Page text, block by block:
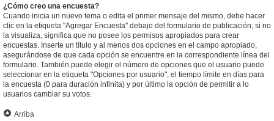
¿Cómo creo una encuesta?
Cuando inicia un nuevo tema o edita el primer mensaje del mismo, debe hacer
clic en la etiqueta "Agregar Encuesta" debajo del formulario de publicación; si no
la visualiza, significa que no posee los permisos apropiados para crear
encuestas. Inserte un título y al menos dos opciones en el campo apropiado,
asegurándose de que cada opción se encuentre en la correspondiente línea del
formulario. También puede elegir el número de opciones que el usuario puede
seleccionar en la etiqueta "Opciones por usuario", el tiempo límite en días para
la encuesta (0 para duración infinita) y por último la opción de permitir a lo
usuarios cambiar su votos.
Arriba